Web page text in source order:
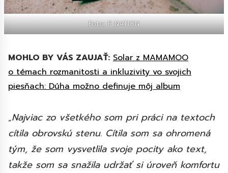
Foto: P NATION
MOHLO BY VÁS ZAUJAŤ: Solar z MAMAMOO
o témach rozmanitosti a inkluzivity vo svojich
piesňach: Dúha možno definuje môj album
„Najviac zo všetkého som pri práci na textoch
cítila obrovskú stenu. Cítila som sa ohromená
tým, že som vysvetlila svoje pocity ako text,
takže som sa snažila udržať si úroveň komfortu